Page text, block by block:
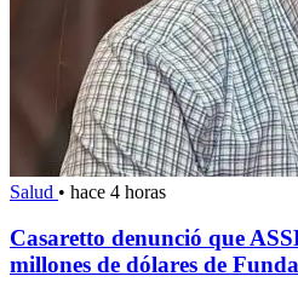
Salud • hace 4 horas
Casaretto denunció que
millones de dólares de